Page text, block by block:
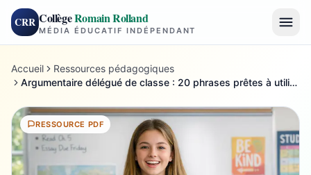
CRR CollègeRomain Rolland
MÉDIA ÉDUCATIF INDÉPENDANT
Accueil
Ressources pédagogiques
Argumentaire délégué de classe : 20 phrases prêtes à utiliser (PDF)
RESSOURCE PDF